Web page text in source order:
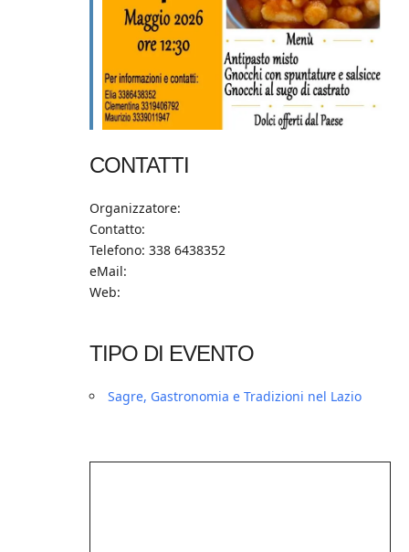
CONTATTI
Organizzatore:
Contatto:
Telefono: 338 6438352
eMail:
Web:
TIPO DI EVENTO
Sagre, Gastronomia e Tradizioni nel Lazio